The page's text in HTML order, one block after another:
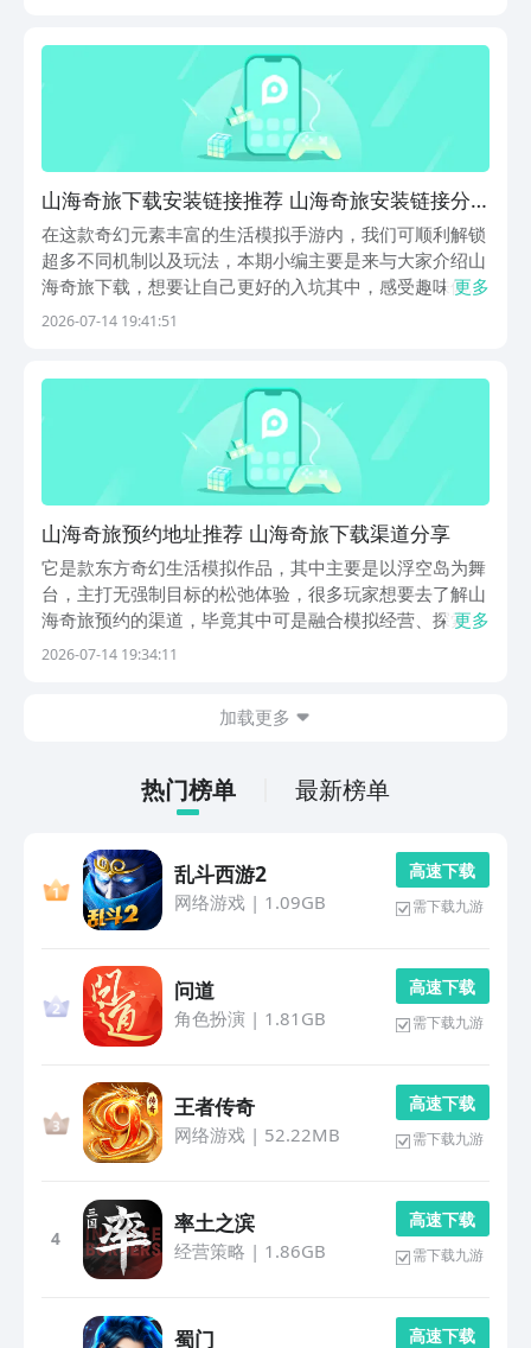
闲...
山海奇旅下载安装链接推荐 山海奇旅安装链接分
享
在这款奇幻元素丰富的生活模拟手游内，我们可顺利解锁
超多不同机制以及玩法，本期小编主要是来与大家介绍山
海奇旅下载，想要让自己更好的入坑其中，感受趣味体验
效果的话，那么九游的使用就非常合适了，当我们打算去
靠...
更多
2026-07-14 19:41:51
山海奇旅预约地址推荐 山海奇旅下载渠道分享
它是款东方奇幻生活模拟作品，其中主要是以浮空岛为舞
台，主打无强制目标的松弛体验，很多玩家想要去了解山
海奇旅预约的渠道，毕竟其中可是融合模拟经营、探索建
造与多人社交等多元玩法，想要去快速进入体验，小编的
更多
2026-07-14 19:34:11
加载更多
热门榜单 最新榜单
乱斗西游2
网络游戏| 1.09GB
高 速 下 载
需下载九游
问道
角色扮演 | 1.81GB
高 速 下 载
需下载九游
王者传奇
网络游戏| 52.22MB
高 速 下 载
需下载九游
4
率土之滨
经营策略 | 1.86GB
高 速 下 载
需下载九游
蜀门 高 速 下 载